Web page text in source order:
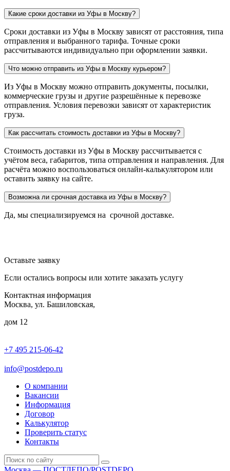
Какие сроки доставки из Уфы в Москву?
Сроки доставки из Уфы в Москву зависят от расстояния, типа
отправления и выбранного тарифа. Точные сроки
рассчитываются индивидуально при оформлении заявки.
Что можно отправить из Уфы в Москву курьером?
Из Уфы в Москву можно отправить документы, посылки,
коммерческие грузы и другие разрешённые к перевозке
отправления. Условия перевозки зависят от характеристик
груза.
Как рассчитать стоимость доставки из Уфы в Москву?
Стоимость доставки из Уфы в Москву рассчитывается с
учётом веса, габаритов, типа отправления и направления. Для
расчёта можно воспользоваться онлайн-калькулятором или
оставить заявку на сайте.
Возможна ли срочная доставка из Уфы в Москву?
Да, мы специализируемся на срочной доставке.
Оставьте заявку
Если остались вопросы или хотите заказать услугу
Контактная информация
Москва, ул. Башиловская,
дом 12
+7 495 215-06-42
info@postdepo.ru
О компании
Вакансии
Информация
Договор
Калькулятор
Проверить статус
Контакты